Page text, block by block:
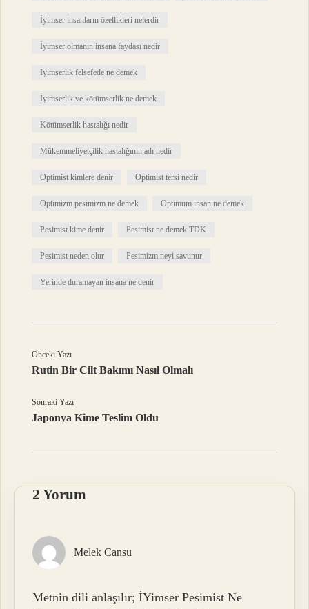
İyimser insanların özellikleri nelerdir
İyimser olmanın insana faydası nedir
İyimserlik felsefede ne demek
İyimserlik ve kötümserlik ne demek
Kötümserlik hastalığı nedir
Mükemmeliyetçilik hastalığının adı nedir
Optimist kimlere denir Optimist tersi nedir
Optimizm pesimizm ne demek Optimum insan ne demek
Pesimist kime denir Pesimist ne demek TDK
Pesimist neden olur Pesimizm neyi savunur
Yerinde duramayan insana ne denir
Önceki Yazı
Rutin Bir Cilt Bakımı Nasıl Olmalı
Sonraki Yazı
Japonya Kime Teslim Oldu
2 Yorum
Melek Cansu
Metnin dili anlaşılır; İYimser Pesimist Ne